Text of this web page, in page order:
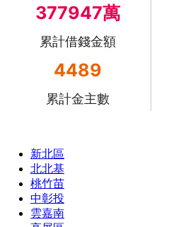
377947萬
累計借錢金額
4489
累計金主數